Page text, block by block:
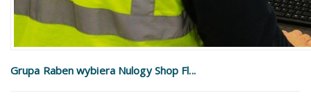
Grupa Raben wybiera Nulogy Shop Fl...